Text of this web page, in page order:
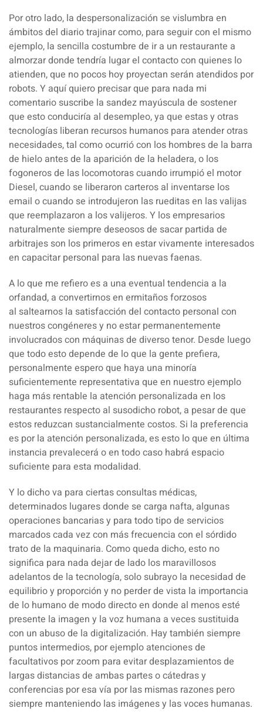
Por otro lado, la despersonalización se vislumbra en
ámbitos del diario trajinar como, para seguir con el mismo
ejemplo, la sencilla costumbre de ir a un restaurante a
almorzar donde tendría lugar el contacto con quienes lo
atienden, que no pocos hoy proyectan serán atendidos por
robots. Y aquí quiero precisar que para nada mi
comentario suscribe la sandez mayúscula de sostener
que esto conduciría al desempleo, ya que estas y otras
tecnologías liberan recursos humanos para atender otras
necesidades, tal como ocurrió con los hombres de la barra
de hielo antes de la aparición de la heladera, o los
fogoneros de las locomotoras cuando irrumpió el motor
Diesel, cuando se liberaron carteros al inventarse los
email o cuando se introdujeron las rueditas en las valijas
que reemplazaron a los valijeros. Y los empresarios
naturalmente siempre deseosos de sacar partida de
arbitrajes son los primeros en estar vivamente interesados
en capacitar personal para las nuevas faenas.
A lo que me refiero es a una eventual tendencia a la
orfandad, a convertirnos en ermitaños forzosos
al saltearnos la satisfacción del contacto personal con
nuestros congéneresy no estar permanentemente
involucrados con máquinas de diverso tenor. Desde luego
que todo esto depende de lo que la gente prefiera,
personalmente espero que haya una minoría
suficientemente representativa que en nuestro ejemplo
haga más rentable la atención personalizada en los
restaurantes respecto al susodicho robot, a pesar de que
estos reduzcan sustancialmente costos. Si la preferencia
es por la atención personalizada, es esto lo que en última
instancia prevalecerá o en todo caso habrá espacio
suficiente para esta modalidad.
Y lo dicho va para ciertas consultas médicas,
determinados lugares donde se carga nafta, algunas
operaciones bancarias y para todo tipo de servicios
marcados cada vez con más frecuencia con el sórdido
trato de la maquinaria. Como queda dicho, esto no
significa para nada dejar de lado los maravillosos
adelantos de la tecnología, solo subrayo la necesidad de
equilibrio y proporción y no perder de vista la importancia
de lo humano de modo directo en donde al menos esté
presente la imagen y la voz humana a veces sustituida
con un abuso de la digitalización. Hay también siempre
puntos intermedios, por ejemplo atenciones de
facultativos por zoom para evitar desplazamientos de
largas distancias de ambas partes o cátedras y
conferencias por esa vía por las mismas razones pero
siempre manteniendo las imágenes y las voces humanas.